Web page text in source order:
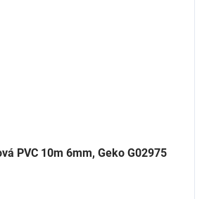
PVC 10m 6mm, Geko G02975